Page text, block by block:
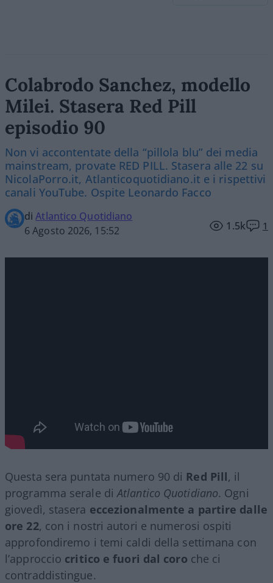
Colabrodo Sanchez, modello
Milei. Stasera Red Pill
episodio 90
Non vi accontentate della “pillola blu” dei media
mainstream, provate RED PILL. Stasera alle 22 su
NicolaPorro.it, Atlanticoquotidiano.it e i rispettivi
canali YouTube. Ospite Leonardo Facco
diAtlantico Quotidiano
6 Agosto 2026, 15:52
1.5k 1
Questa sera puntata numero 90 di Red Pill, il
programma serale diAtlantico Quotidiano. Ogni
giovedì, stasera eccezionalmente a partire dalle
ore 22, con i nostri autori e numerosi ospiti
approfondiremo i temi caldi della settimana con
l’approccio critico e fuori dal coro che ci
contraddistingue.